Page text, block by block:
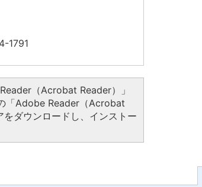
1791
（Acrobat Reader）」
「Adobe Reader（Acrobat
ダウンロードし、インストー